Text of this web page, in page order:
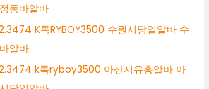
동바알바
K톡RYBOY3500 수원시당일알바 수
알바
k톡ryboy3500 아산시유흥알바 아